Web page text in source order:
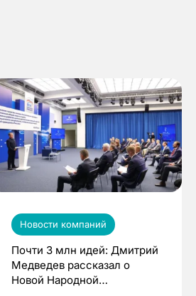
Новости компаний
Почти 3 млн идей: Дмитрий
Медведев рассказал о
Новой Народной